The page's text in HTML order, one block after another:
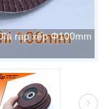
ráp xếp Φ100mm